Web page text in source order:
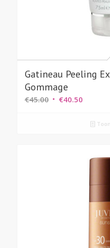
Gatineau Peeling
Gommage
€45.00 Oorspronkelijke
€40.50Huidige